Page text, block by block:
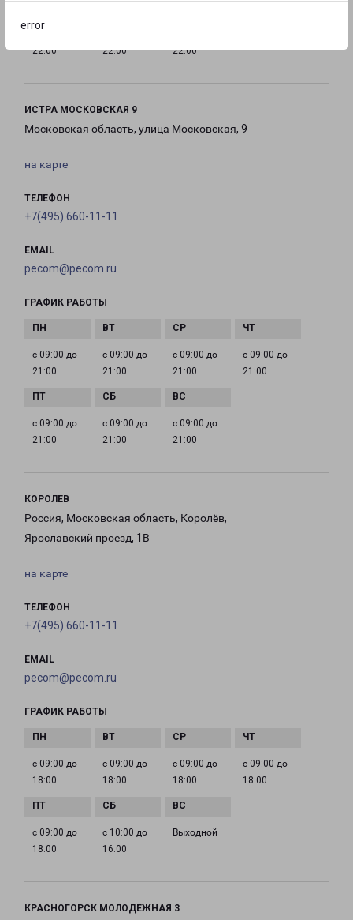
error
22:00
22:00
22:00
ИСТРА МОСКОВСКАЯ 9
Московская область, улица Московская, 9
на карте
ТЕЛЕФОН
+7(495) 660-11-11
EMAIL
pecom@pecom.ru
ГРАФИК РАБОТЫ
с 09:00 до
21:00
с 09:00 до
21:00
с 09:00 до
21:00
с 09:00 до
21:00
с 09:00 до
21:00
с 09:00 до
21:00
с 09:00 до
21:00
КОРОЛЕВ
Россия, Московская область, Королёв,
Ярославский проезд, 1В
на карте
ТЕЛЕФОН
+7(495) 660-11-11
EMAIL
pecom@pecom.ru
ГРАФИК РАБОТЫ
с 09:00 до
18:00
с 09:00 до
18:00
с 09:00 до
18:00
с 09:00 до
18:00
с 09:00 до
18:00
с 10:00 до
16:00
Выходной
КРАСНОГОРСК МОЛОДЕЖНАЯ 3